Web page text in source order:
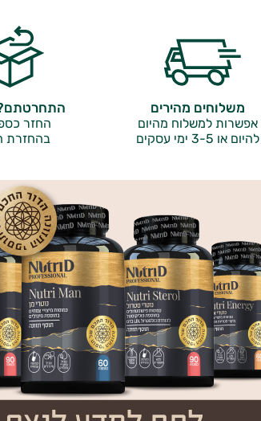
משלוחים מהירים
אפשרות למשלוח מהיום
להיום או 3-5 ימי עסקים
התחרטתם?
החזר
בהחזרת